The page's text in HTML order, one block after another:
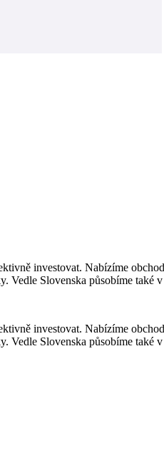
investovat. Nabízíme
Vedle Slovenska působíme
investovat. Nabízíme
Vedle Slovenska působíme